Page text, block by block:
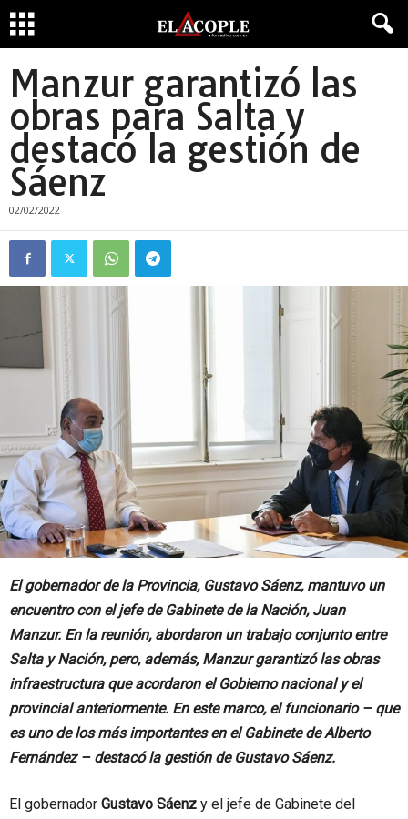
Manzur garantizó las
obras para Salta y
destacó la gestión de
Sáenz
02/02/2022
El gobernador de la Provincia, Gustavo Sáenz, mantuvo un
encuentro con el jefe de Gabinete de la Nación, Juan
Manzur. En la reunión, abordaron un trabajo conjunto entre
Salta y Nación, pero, además, Manzur garantizó las obras
infraestructura que acordaron el Gobierno nacional y el
provincial anteriormente. En este marco, el funcionario – que
es uno de los más importantes en el Gabinete de Alberto
Fernández – destacó la gestión de Gustavo Sáenz.
El gobernador Gustavo Sáenz y el jefe de Gabinete del